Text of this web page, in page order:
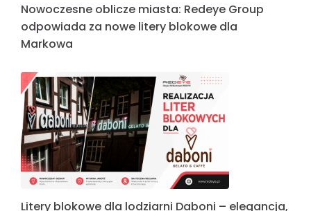
Nowoczesne oblicze miasta: Redeye Group
odpowiada za nowe litery blokowe dla
Markowa
Litery blokowe dla lodziarni Daboni – elegancja,